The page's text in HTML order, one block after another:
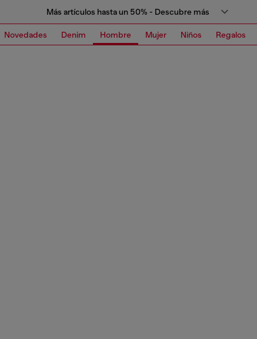
Más artículos hasta un 50% - Descubre más
Novedades Denim Hombre Mujer Niños Regalos